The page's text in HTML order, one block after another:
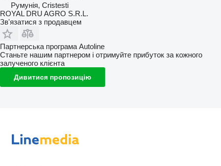
Румунія, Cristesti
ROYAL DRU AGRO S.R.L.
Зв'язатися з продавцем
Партнерська програма Autoline
Станьте нашим партнером і отримуйте прибуток за кожного
залученого клієнта
Дивитися пропозицію